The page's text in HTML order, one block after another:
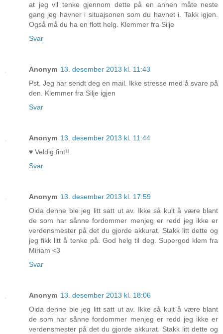
at jeg vil tenke gjennom dette på en annen måte neste
gang jeg havner i situajsonen som du havnet i. Takk igjen.
Også må du ha en flott helg. Klemmer fra Silje
Svar
Anonym 13. desember 2013 kl. 11:43
Pst. Jeg har sendt deg en mail. Ikke stresse med å svare på
den. Klemmer fra Silje igjen
Svar
Anonym 13. desember 2013 kl. 11:44
♥ Veldig fint!!
Svar
Anonym 13. desember 2013 kl. 17:59
Oida denne ble jeg litt satt ut av. Ikke så kult å være blant
de som har sånne fordommer menjeg er redd jeg ikke er
verdensmester på det du gjorde akkurat. Stakk litt dette og
jeg fikk litt å tenke på. God helg til deg. Supergod klem fra
Miriam <3
Svar
Anonym 13. desember 2013 kl. 18:06
Oida denne ble jeg litt satt ut av. Ikke så kult å være blant
de som har sånne fordommer menjeg er redd jeg ikke er
verdensmester på det du gjorde akkurat. Stakk litt dette og